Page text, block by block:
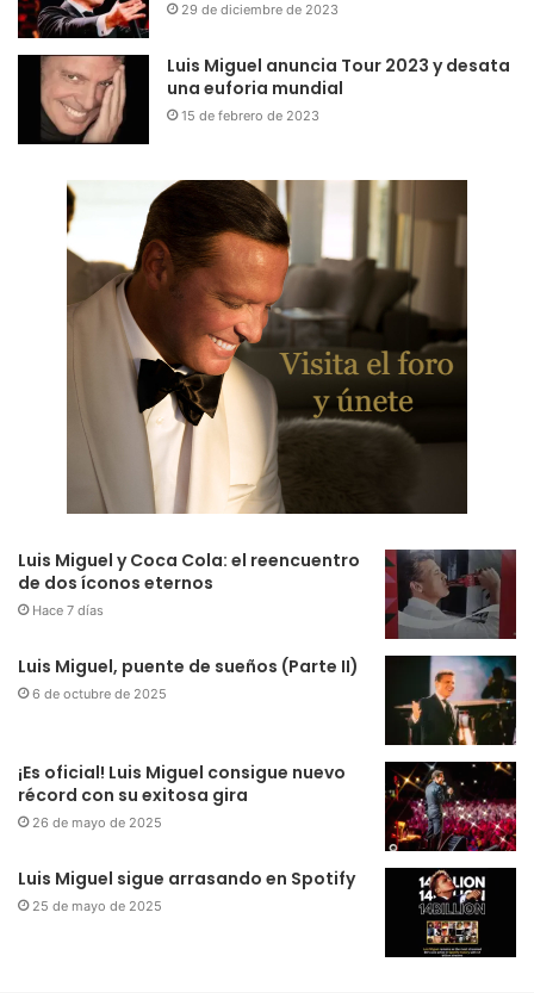
29 de diciembre de 2023
Luis Miguel anuncia Tour 2023 y desata
una euforia mundial
15 de febrero de 2023
Luis Miguel y Coca Cola: el reencuentro
de dos íconos eternos
Hace 7 días
Luis Miguel, puente de sueños (Parte II)
6 de octubre de 2025
¡Es oficial! Luis Miguel consigue nuevo
récord con su exitosa gira
26 de mayo de 2025
Luis Miguel sigue arrasando en Spotify
25 de mayo de 2025